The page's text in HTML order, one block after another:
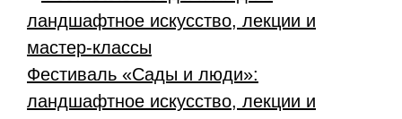
Фестиваль «Сады и люди»:
ландшафтное искусство, лекции и